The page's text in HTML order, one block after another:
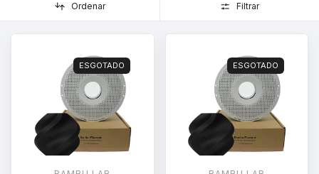
Ordenar Filtrar
ESGOTADO ESGOTADO